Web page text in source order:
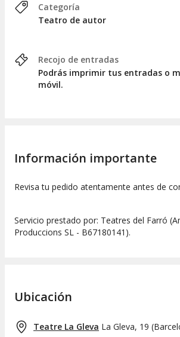
Categoría
Teatro de autor
Recojo de entradas
Podrás imprimir tus entradas o
móvil.
Información importante
Revisa tu pedido atentamente antes de
Servicio prestado por: Teatres del Farró
Produccions SL - B67180141).
Ubicación
Teatre La Gleva La Gleva, 19 (